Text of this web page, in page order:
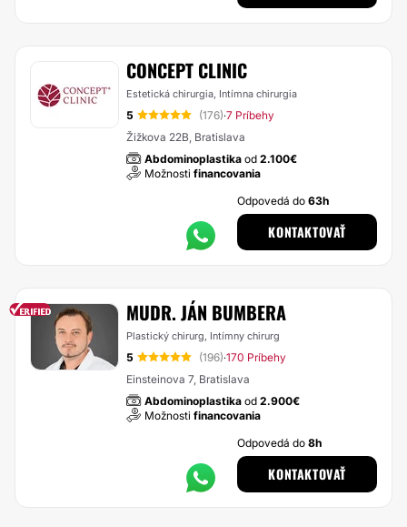
CONCEPT CLINIC
Estetická chirurgia, Intímna chirurgia
5 (176)·7 Príbehy
Žižkova 22B, Bratislava
Abdominoplastika od 2.100€
Možnosti financovania
Odpovedá do63h
KONTAKTOVAŤ
MUDR. JÁN BUMBERA
Plastický chirurg, Intímny chirurg
5 (196)·170 Príbehy
Einsteinova 7, Bratislava
Abdominoplastika od 2.900€
Možnosti financovania
Odpovedá do8h
KONTAKTOVAŤ